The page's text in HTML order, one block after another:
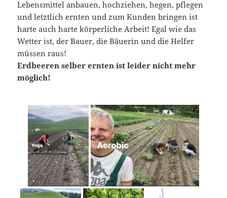
Lebensmittel anbauen, hochziehen, hegen, pflegen
und letztlich ernten und zum Kunden bringen ist
harte auch harte körperliche Arbeit! Egal wie das
Wetter ist, der Bauer, die Bäuerin und die Helfer
müssen raus!
Erdbeeren selber ernten ist leider nicht mehr
möglich!